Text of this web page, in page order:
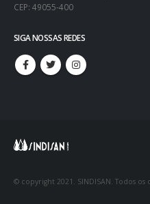
CEP: 49055-400
SIGA NOSSAS REDES
© copyright 2021. SINDISAN. Todos